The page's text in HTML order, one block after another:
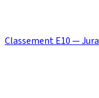
Classement E10 — Jura